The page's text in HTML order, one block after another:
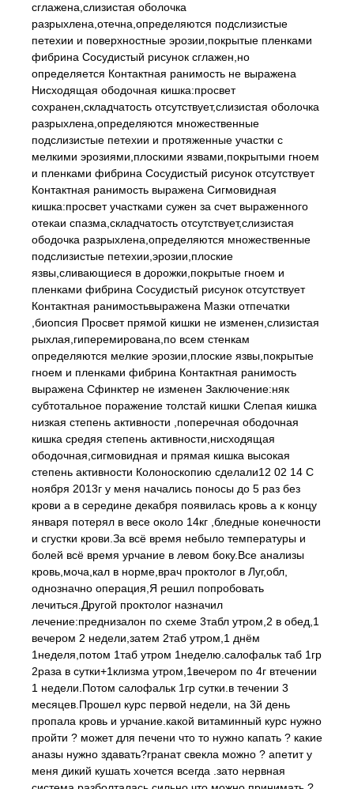
сглажена,слизистая оболочка
разрыхлена,отечна,определяются подслизистые
петехии и поверхностные эрозии,покрытые пленками
фибрина Сосудистый рисунок сглажен,но
определяется Контактная ранимость не выражена
Нисходящая ободочная кишка:просвет
сохранен,складчатость отсутствует,слизистая оболочка
разрыхлена,определяются множественные
подслизистые петехии и протяженные участки с
мелкими эрозиями,плоскими язвами,покрытыми гноем
и пленками фибрина Сосудистый рисунок отсутствует
Контактная ранимость выражена Сигмовидная
кишка:просвет участками сужен за счет выраженного
отекаи спазма,складчатость отсутствует,слизистая
ободочка разрыхлена,определяются множественные
подслизистые петехии,эрозии,плоские
язвы,сливающиеся в дорожки,покрытые гноем и
пленками фибрина Сосудистый рисунок отсутствует
Контактная ранимостьвыражена Мазки отпечатки
,биопсия Просвет прямой кишки не изменен,слизистая
рыхлая,гиперемирована,по всем стенкам
определяются мелкие эрозии,плоские язвы,покрытые
гноем и пленками фибрина Контактная ранимость
выражена Сфинктер не изменен Заключение:няк
субтотальное поражение толстай кишки Слепая кишка
низкая степень активности ,поперечная ободочная
кишка средяя степень активности,нисходящая
ободочная,сигмовидная и прямая кишка высокая
степень активности Колоноскопию сделали12 02 14 С
ноября 2013г у меня начались поносы до 5 раз без
крови а в середине декабря появилась кровь а к концу
января потерял в весе около 14кг ,бледные конечности
и сгустки крови.За всё время небыло температуры и
болей всё время урчание в левом боку.Все анализы
кровь,моча,кал в норме,врач проктолог в Луг,обл,
однозначно операция,Я решил попробовать
лечиться.Другой проктолог назначил
лечение:преднизалон по схеме 3табл утром,2 в обед,1
вечером 2 недели,затем 2таб утром,1 днём
1неделя,потом 1таб утром 1неделю.салофальк таб 1гр
2раза в сутки+1клизма утром,1вечером по 4г втечении
1 недели.Потом салофальк 1гр сутки.в течении 3
месяцев.Прошел курс первой недели, на 3й день
пропала кровь и урчание.какой витаминный курс нужно
пройти ? может для печени что то нужно капать ? какие
аназы нужно здавать?гранат свекла можно ? апетит у
меня дикий кушать хочется всегда .зато нервная